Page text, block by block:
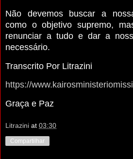
Não devemos buscar a
como o objetivo supremo,
renunciar a tudo e dar a
necessário.
Transcrito Por Litrazini
https://
Graça e Paz
Litrazini at 03:30
Compartilhar